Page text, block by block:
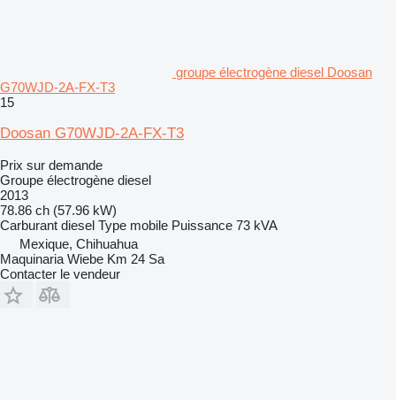
groupe électrogène diesel Doosan
G70WJD-2A-FX-T3
15
Doosan G70WJD-2A-FX-T3
Prix sur demande
Groupe électrogène diesel
2013
78.86 ch (57.96 kW)
Carburant diesel Type mobile Puissance 73 kVA
Mexique, Chihuahua
Maquinaria Wiebe Km 24 Sa
Contacter le vendeur